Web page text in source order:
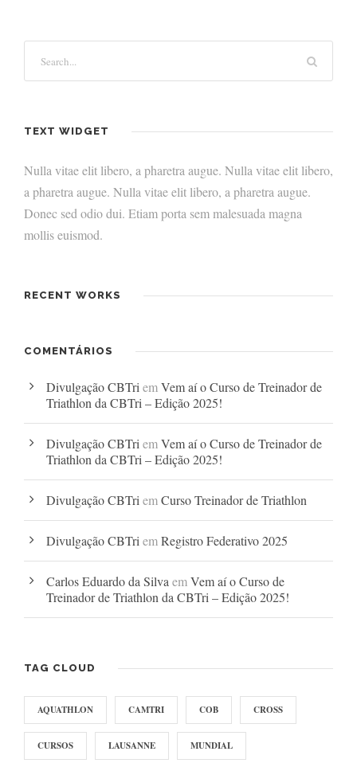
TEXT WIDGET
Nulla vitae elit libero, a pharetra augue. Nulla vitae elit libero,
a pharetra augue. Nulla vitae elit libero, a pharetra augue.
Donec sed odio dui. Etiam porta sem malesuada magna
mollis euismod.
RECENT WORKS
COMENTÁRIOS
Divulgação CBTriemVem aí o Curso de Treinador de
Triathlon da CBTri – Edição 2025!
Divulgação CBTriemVem aí o Curso de Treinador de
Triathlon da CBTri – Edição 2025!
Divulgação CBTriemCurso Treinador de Triathlon
Divulgação CBTriemRegistro Federativo 2025
Carlos Eduardo da SilvaemVem aí o Curso de
Treinador de Triathlon da CBTri – Edição 2025!
TAG CLOUD
AQUATHLON CAMTRI COB CROSS
CURSOS LAUSANNE MUNDIAL